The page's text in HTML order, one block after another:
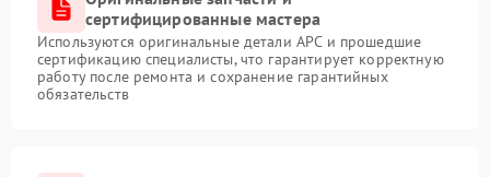
сертифицированные мастера
Используются оригинальные детали APC и прошедшие
сертификацию специалисты, что гарантирует корректную
работу после ремонта и сохранение гарантийных
обязательств